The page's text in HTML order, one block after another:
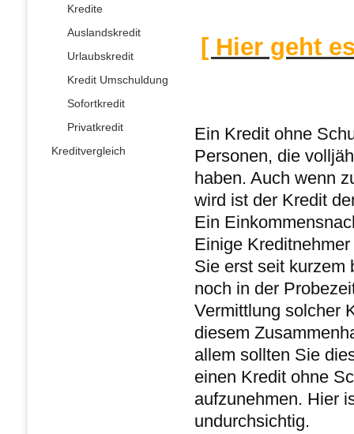
[ Hier geht
Ein Kredit ohne
Personen, die
haben. Auch wenn
wird ist der Kredit
Ein
Einige
Sie erst seit kurzem
noch in der
Vermittlung solcher
diesem
allem sollten Sie
einen Kredit ohne
aufzunehmen. Hier
undurchsichtig.
Kredite
Auslandskredit
Urlaubskredit
Kredit Umschuldung
Sofortkredit
Privatkredit
Kreditvergleich